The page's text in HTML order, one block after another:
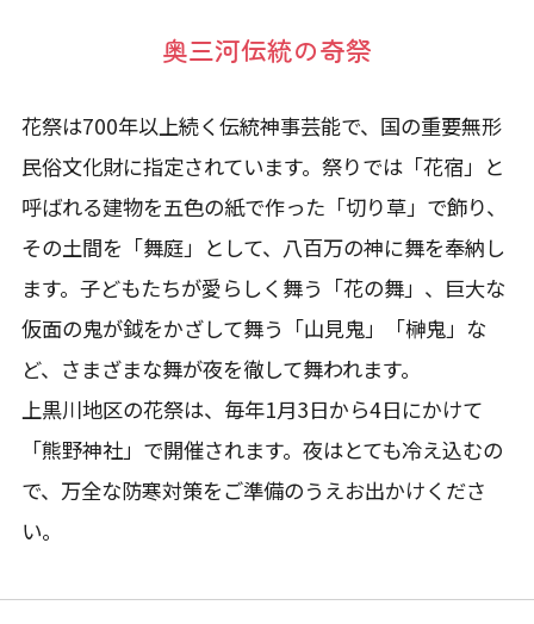
奥三河伝統の奇祭
花祭は700年以上続く伝統神事芸能で、国の重要無形
民俗文化財に指定されています。祭りでは「花宿」と
呼ばれる建物を五色の紙で作った「切り草」で飾り、
その土間を「舞庭」として、八百万の神に舞を奉納し
ます。子どもたちが愛らしく舞う「花の舞」、巨大な
仮面の鬼が鉞をかざして舞う「山見鬼」「榊鬼」な
ど、さまざまな舞が夜を徹して舞われます。
上黒川地区の花祭は、毎年1月3日から4日にかけて
「熊野神社」で開催されます。夜はとても冷え込むの
で、万全な防寒対策をご準備のうえお出かけくださ
い。